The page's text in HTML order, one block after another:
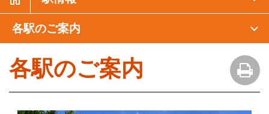
各駅のご案内
各駅のご案内